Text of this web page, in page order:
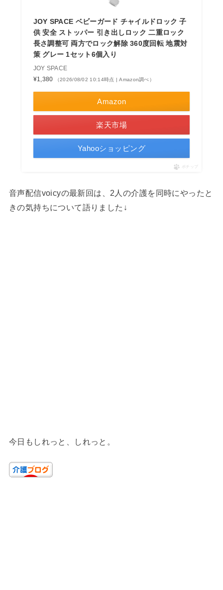
JOY SPACE ベビーガード チャイルドロック 子
供 安全 ストッパー 引き出しロック 二重ロック
長さ調整可 両方でロック解除 360度回転 地震対
策 グレー 1セット6個入り
JOY SPACE
¥1,380
（2026/08/02 10:14時点 | Amazon調べ）
Amazon
楽天市場
Yahooショッピング
ポチップ
音声配信voicyの最新回は、2人の介護を同時にやったと
きの気持ちについて語りました↓
今日もしれっと、しれっと。